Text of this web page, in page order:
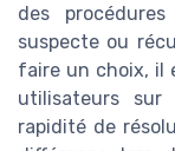
des
suspecte ou
faire un choix, il
utilisateurs
rapidité de